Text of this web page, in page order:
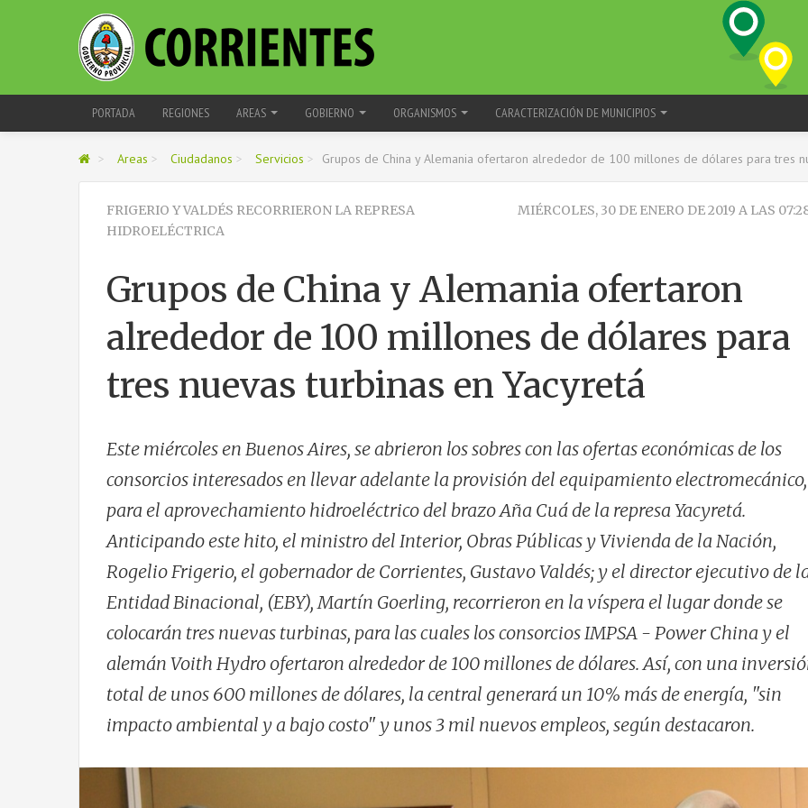
PORTADA REGIONES AREAS GOBIERNO ORGANISMOS CARACTERIZACIÓN DE MUNICIPIOS
> Areas > Ciudadanos > Servicios > Grupos de China y Alemania ofertaron alrededor de 100 millones de dólares para tres
FRIGERIO Y VALDÉS RECORRIERON LA REPRESA
HIDROELÉCTRICA
MIÉRCOLES, 30 DE ENERO DE 2019 A LAS
Grupos de China y Alemania ofertaron
alrededor de 100 millones de dólares para
tres nuevas turbinas en Yacyretá
Este miércoles en Buenos Aires, se abrieron los sobres con las ofertas económicas de los
consorcios interesados en llevar adelante la provisión del equipamiento electromecánico,
para el aprovechamiento hidroeléctrico del brazo Aña Cuá de la represa Yacyretá.
Anticipando este hito, el ministro del Interior, Obras Públicas y Vivienda de la Nación,
Rogelio Frigerio, el gobernador de Corrientes, Gustavo Valdés; y el director ejecutivo de
Entidad Binacional, (EBY), Martín Goerling, recorrieron en la víspera el lugar donde se
colocarán tres nuevas turbinas, para las cuales los consorcios IMPSA - Power China y el
alemán Voith Hydro ofertaron alrededor de 100 millones de dólares. Así, con una
total de unos 600 millones de dólares, la central generará un 10% más de energía, "sin
impacto ambiental y a bajo costo" y unos 3 mil nuevos empleos, según destacaron.